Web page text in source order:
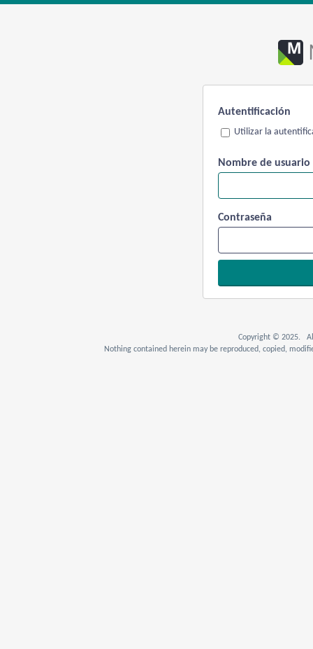
Autentificación
Utilizar la
Nombre de usuario
Contraseña
Copyright © 2025. All
Nothing contained herein may be reproduced, copied,